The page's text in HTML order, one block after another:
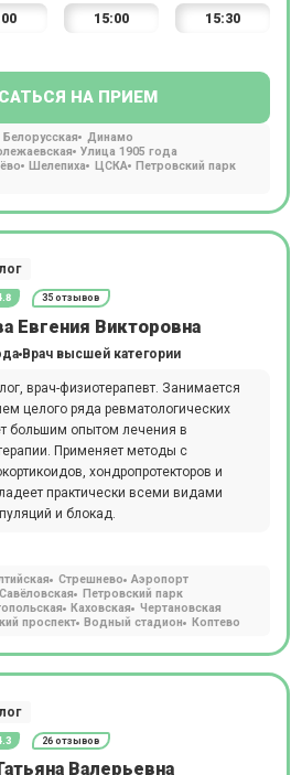
15:00 15:30
НА ПРИЕМ
Белорусская
Динамо
Улица 1905 года
Шелепиха ЦСКА
Петровский парк
35 отзывов
Евгения Викторовна
Врач высшей категории
врач-физиотерапевт. Занимается
целого ряда ревматологических
большим опытом лечения в
Применяет методы с
хондропротекторов и
практически всеми видами
и блокад.
Стрешнево
Аэропорт
Савёловская
Петровский парк
Каховская
Чертановская
проспект Водный стадион Коптево
26 отзывов
Валерьевна